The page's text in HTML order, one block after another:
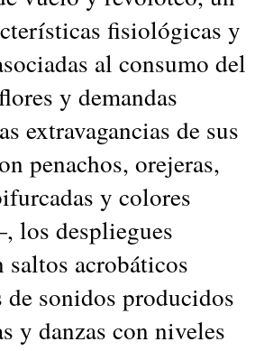
fisiológicas y
al consumo del
y demandas
extravagancias de sus
penachos, orejeras,
y colores
los despliegues
saltos acrobáticos
de sonidos producidos
y danzas con niveles